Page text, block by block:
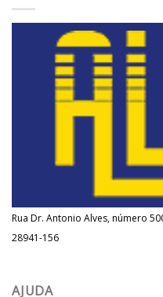
Rua Dr. Antonio Alves, número
28941-156
AJUDA